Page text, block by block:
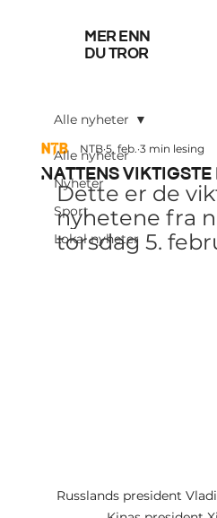
mer enn
du tror
Alle nyheter
Nyheter
Sport
Lokal nyheter
Alle nyheter
Nattens viktigste
NTB 5. feb. 3 min lesing
Dette er de
nyhetene fra
torsdag 5.
Russlands president